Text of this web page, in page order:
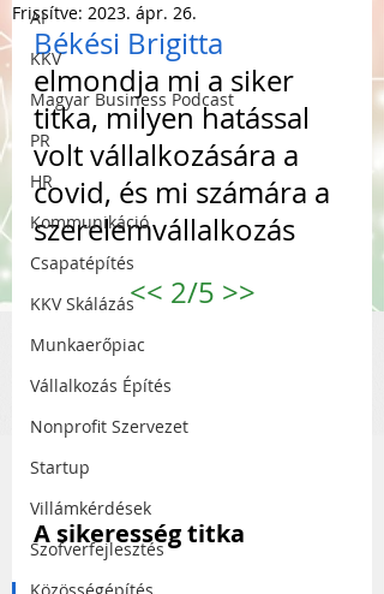
AI
KKV
Magyar Business Podcast
PR
HR
Kommunikáció
Csapatépítés
KKV Skálázás
Munkaerőpiac
Vállalkozás Építés
Nonprofit Szervezet
Startup
Villámkérdések
Szofverfejlesztés
Frissítve: 2023. ápr. 26.
Békési Brigitta
elmondja mi a siker
titka, milyen hatással
volt vállalkozására a
covid, és mi számára a
szerelemvállalkozás
<< 2/5 >>
A sikeresség titka